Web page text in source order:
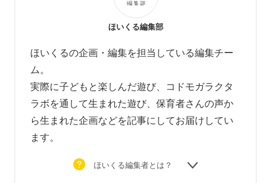
ほいくる編集部
ほいくるの企画・編集を担当している編集チー
ム。
実際に子どもと楽しんだ遊び、コドモガラクタ
ラボを通して生まれた遊び、 保育者さんの声か
ら生まれた企画などを記事にしてお届けしてい
ます。
ほいくる編集者とは？